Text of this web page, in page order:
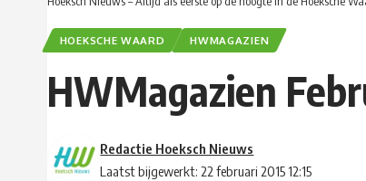
HOEKSCHE WAARD HWMAGAZIEN
HWMagazien
Laatst bijgewerkt: 22 februari 2015 12:15
Redactie Hoeksch Nieuws